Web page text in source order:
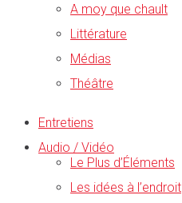
A moy que chault
Littérature
Médias
Théâtre
Entretiens
Audio / Vidéo
Le Plus d’Éléments
Les idées à l’endroit